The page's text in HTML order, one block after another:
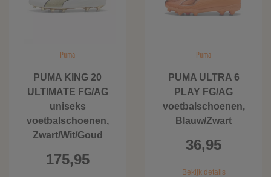
Puma
PUMA KING 20
ULTIMATE FG/AG
uniseks
voetbalschoenen,
Zwart/Wit/Goud
175,95
Puma
PUMA ULTRA 6
PLAY FG/AG
voetbalschoenen,
Blauw/Zwart
36,95
Bekijk details